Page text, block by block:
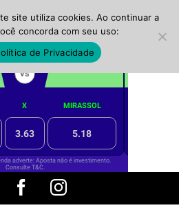
FacebookInstagram
site utiliza cookies. Ao continuar a
concorda com seu uso:
de Privacidade